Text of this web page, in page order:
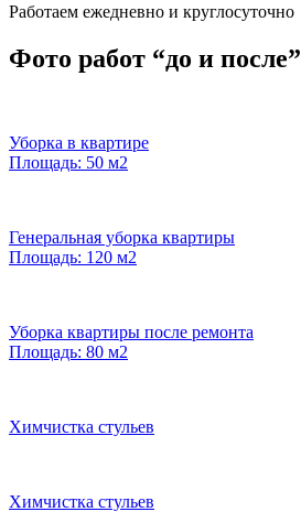
Работаем ежедневно и круглосуточно
Фото работ “до и после”
Уборка в квартире
Площадь: 50 м2
Генеральная уборка квартиры
Площадь: 120 м2
Уборка квартиры после ремонта
Площадь: 80 м2
Химчистка стульев
Химчистка стульев